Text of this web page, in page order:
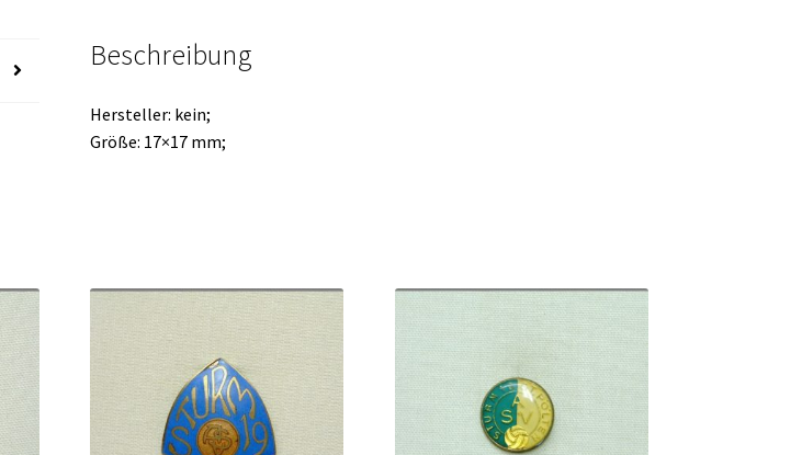
Beschreibung
Hersteller: kein;
Größe: 17×17 mm;